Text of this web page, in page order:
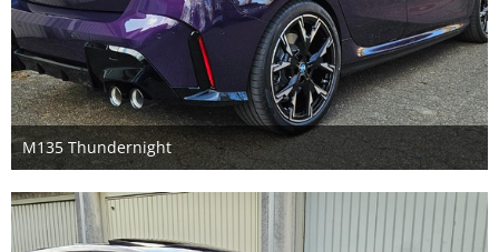
M135 Thundernight
29. März 2025